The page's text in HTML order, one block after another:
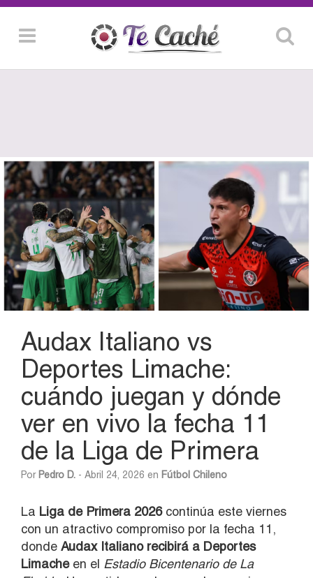
Audax Italiano vs
Deportes Limache:
cuándo juegan y dónde
ver en vivo la fecha 11
de la Liga de Primera
Por Pedro D. - Abril 24, 2026 en Fútbol Chileno
La Liga de Primera 2026continúa este viernes
con un atractivo compromiso por la fecha 11,
donde Audax Italiano recibirá a Deportes
Limacheen el Estadio Bicentenario de La